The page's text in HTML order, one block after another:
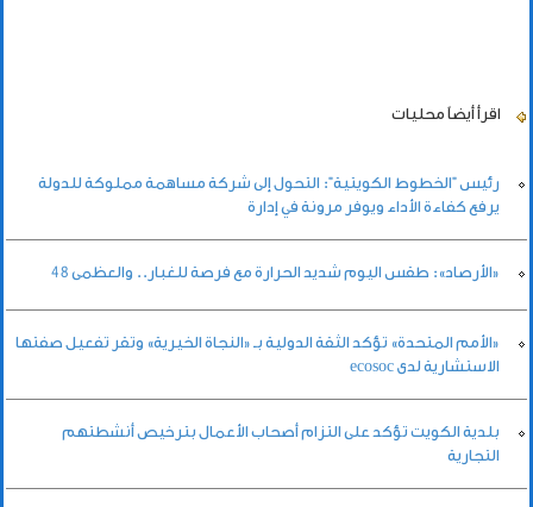
اقرأ أيضاً محليات
رئيس "الخطوط الكويتية": التحول إلى شركة مساهمة مملوكة للدولة
يرفع كفاءة الأداء ويوفر مرونة في إدارة
«الأرصاد»: طقس اليوم شديد الحرارة مع فرصة للغبار.. والعظمى 48
«الأمم المتحدة» تؤكد الثقة الدولية بـ «النجاة الخيرية» وتقر تفعيل صفتها
الاستشارية لدى ecosoc
بلدية الكويت تؤكد على التزام أصحاب الأعمال بترخيص أنشطتهم
التجارية